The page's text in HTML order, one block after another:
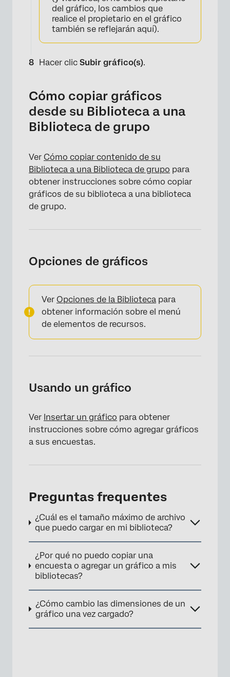
del gráfico, los cambios que
realice el propietario en el gráfico
también se reflejarán aquí).
Hacer clic Subir gráfico(s).
Cómo copiar gráficos
desde su Biblioteca a una
Biblioteca de grupo
Ver Cómo copiar contenido de su
Biblioteca a una Biblioteca de grupo para
obtener instrucciones sobre cómo copiar
gráficos de su biblioteca a una biblioteca
de grupo.
Opciones de gráficos
Ver Opciones de la Biblioteca para
obtener información sobre el menú
de elementos de recursos.
Usando un gráfico
Ver Insertar un gráfico para obtener
instrucciones sobre cómo agregar gráficos
a sus encuestas.
Preguntas frequentes
¿Cuál es el tamaño máximo de archivo
que puedo cargar en mi biblioteca?
¿Por qué no puedo copiar una
encuesta o agregar un gráfico a mis
bibliotecas?
¿Cómo cambio las dimensiones de un
gráfico una vez cargado?